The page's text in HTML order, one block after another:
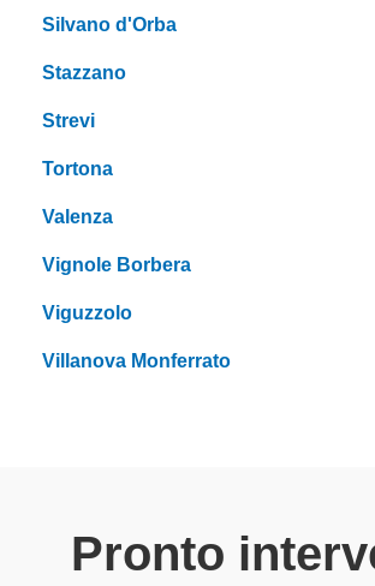
Silvano d'Orba
Stazzano
Strevi
Tortona
Valenza
Vignole Borbera
Viguzzolo
Villanova Monferrato
Pronto